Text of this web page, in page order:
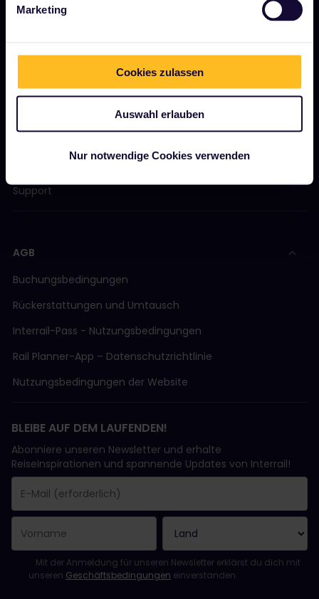
Marketing
Cookies zulassen
Auswahl erlauben
Nur notwendige Cookies verwenden
So verwenden Sie Ihren Pass
Support
AGB
Buchungsbedingungen
Rückerstattungen und Umtausch
Interrail-Pass - Nutzungsbedingungen
Rail Planner-App – Datenschutzrichtlinie
Nutzungsbedingungen der Website
BLEIBE AUF DEM LAUFENDEN!
Abonniere unseren Newsletter und erhalte
Reiseinspirationen und spannende Updates von Interrail!
Sie haben sich erfolgreich angemeldet.
Das Feld „E-Mail-Adresse“ ist ein Pflichtfeld!
Diese E-Mail-Adresse ist ungültig!
Beim Abonnieren des Newsletters ist ein Fehler aufgetreten.
Du hast diesen Newsletter bereits abonniert!
Bitte stimme den Allgemeinen Geschäftsbedingungen zu, um
Mit der Anmeldung für unseren Newsletter erklärst du dich mit
unseren Geschäftsbedingungen einverstanden.